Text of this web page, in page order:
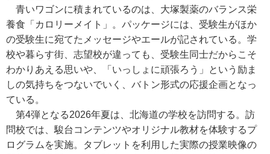
青いワゴンに積まれているのは、大塚製薬のバランス栄
養食「カロリーメイト」。パッケージには、受験生がほか
の受験生に宛てたメッセージやエールが記されている。学
校や暮らす街、志望校が違っても、受験生同士だからこそ
わかりあえる思いや、「いっしょに頑張ろう」という励ま
しの気持ちをつないでいく、バトン形式の応援企画となっ
ている。
第4弾となる2026年夏は、北海道の学校を訪問する。訪
問校では、駿台コンテンツやオリジナル教材を体験するプ
ログラムを実施。タブレットを利用した実際の授業映像の